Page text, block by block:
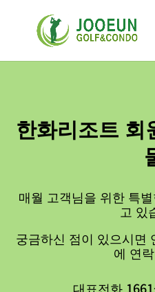
한화리조트 회
매월 고객님을 위한 특
고 있
궁금하신 점이 있으시면
에 연
대표전화